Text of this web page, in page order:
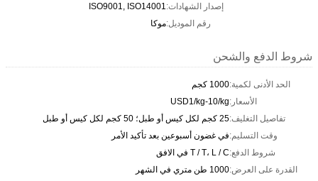
إصدار الشهادات:ISO9001, ISO14001
رقم الموديل:موكا
شروط الدفع والشحن
الحد الأدنى لكمية:1000 كجم
الأسعار:USD1/kg-10/kg
تفاصيل التغليف:25 كجم لكل كيس أو طبل؛ 50 كجم لكل كيس أو طبل
وقت التسليم:في غضون أسبوعين بعد تأكيد الأمر
شروط الدفع:T / T، L / C في الافق
القدرة على العرض:1000 طن متري في الشهر